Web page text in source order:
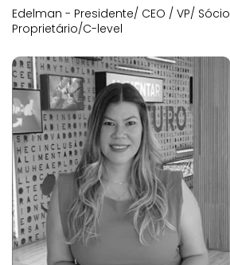
Edelman - Presidente/ CEO / VP/ Sócio
Proprietário/C-level